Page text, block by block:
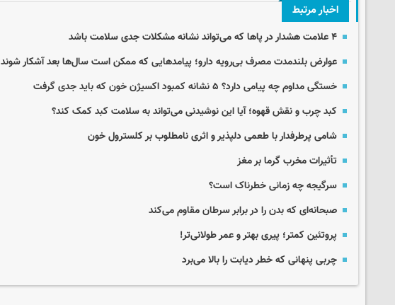
اخبار مرتبط
۴ علامت هشدار در پاها که می‌تواند نشانه مشکلات جدی سلامت باشد
عوارض بلندمدت مصرف بی‌رویه دارو؛ پیامدهایی که ممکن است سال‌ها بعد آشکار شوند
خستگی مداوم چه پیامی دارد؟ ۵ نشانه کمبود اکسیژن خون که باید جدی گرفت
کبد چرب و نقش قهوه؛ آیا این نوشیدنی می‌تواند به سلامت کبد کمک کند؟
شامی پرطرفدار با طعمی دلپذیر و اثری نامطلوب بر کلسترول خون
تأثیرات مخرب گرما بر مغز
سرگیجه چه زمانی خطرناک است؟
صبحانه‌ای که بدن‌ را در برابر سرطان مقاوم‌ می‌کند
پروتئین کمتر؛ پیری بهتر و عمر طولانی‌تر!
چربی پنهانی که خطر دیابت را بالا می‌برد